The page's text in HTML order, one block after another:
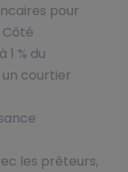
pour
% du
un courtier
les prêteurs,